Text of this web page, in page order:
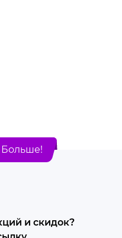
и скидок?